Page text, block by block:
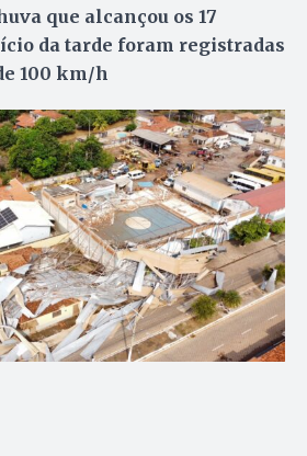
que alcançou os 17
da tarde foram registradas
100 km/h